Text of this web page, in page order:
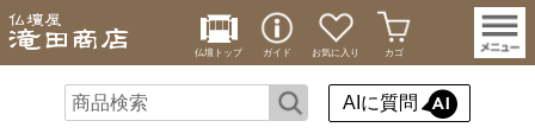
仏壇トップ ガイド お気に入り カゴ
AIに質問